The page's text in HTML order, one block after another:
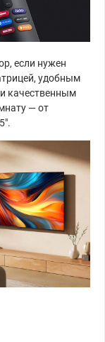
если нужен
удобным
качественным
— от